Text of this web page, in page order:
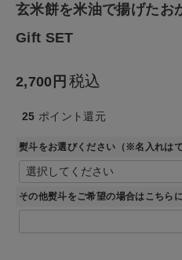
ギフト
全ての商品
CONTENTS
玄米餅を米油で揚げたお
Gift SET
2,700 税込
25 ポイント還元
熨斗をお選びください（※名入れはで
その他熨斗をご希望の場合はこちら